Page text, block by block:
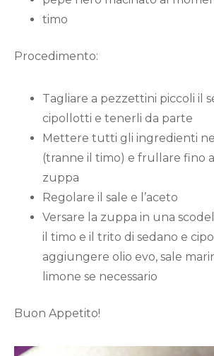
timo
Procedimento:
Tagliare a pezzettini piccoli il
cipollotti e tenerli da parte
Mettere tutti gli ingredienti
(tranne il timo) e frullare fino
zuppa
Regolare il sale e l’aceto
Versare la zuppa in una
il timo e il trito di sedano e
aggiungere olio evo, sale
limone se necessario
Buon Appetito!